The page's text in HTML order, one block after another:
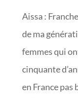
Aissa :
de ma
femmes qui
cinquante
en France pas